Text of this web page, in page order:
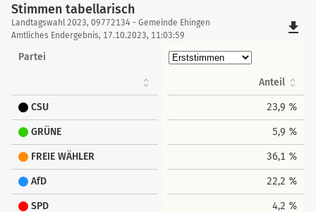
Stimmen tabellarisch
Stimmen
tabellarisch
Landtagswahl 2023, 09772134 - Gemeinde Ehingen
Amtliches Endergebnis, 17.10.2023, 11:03:59
file_download
Partei
Anteil
CSU 23,9 %
GRÜNE 5,9 %
FREIE WÄHLER 36,1 %
AfD 22,2 %
SPD 4,2 %